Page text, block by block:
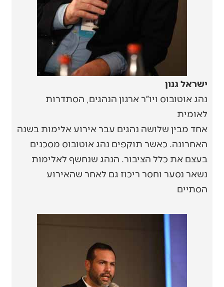
ישראל גנון
נהג אוטובוס ויו״ר ארגון הנהגים, הסתדרות
לאומית
אחד מבין שלושה נהגים עבר אירוע אלימות בשנה
האחרונה. כאשר תוקפים נהג אוטובוס מסכנים
בעצם את כלל הציבור. הנהג שנחשף לאלימות
נשאר נסער וחסר ריכוז גם לאחר שהאירוע
הסתיים